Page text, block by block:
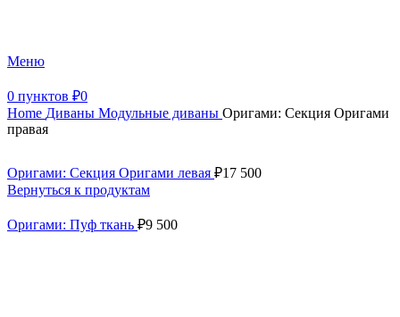
Меню
0 пунктов ₽0
Home Диваны Модульные диваны Оригами: Секция Оригами
правая
Оригами: Секция Оригами левая ₽17 500
Вернуться к продуктам
Оригами: Пуф ткань ₽9 500